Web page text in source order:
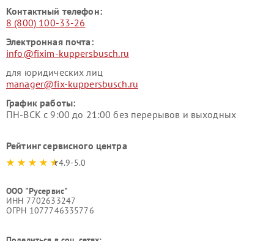
Контактный телефон:
8 (800) 100-33-26
Электронная почта:
info@fixim-kuppersbusch.ru
для юридических лиц
manager@fix-kuppersbusch.ru
График работы:
ПН-ВСК с 9:00 до 21:00 без перерывов и выходных
Рейтинг сервисного центра
4.9-5.0
ООО "Русервис"
ИНН 7702633247
ОГРН 1077746335776